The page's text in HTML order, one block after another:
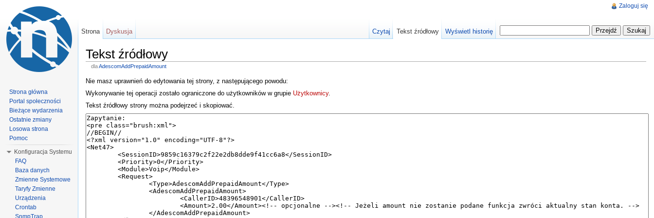
Tekst źródłowy
dlaAdescomAddPrepaidAmount
Nie masz uprawnień do edytowania tej strony, z następującego powodu:
Wykonywanie tej operacji zostało ograniczone do użytkowników w grupie Użytkownicy.
Tekst źródłowy strony można podejrzeć i skopiować.
Zaloguj się
Strona Dyskusja Czytaj Tekst źródłowy Wyświetl historię
Strona główna
Portal społeczności
Bieżące wydarzenia
Ostatnie zmiany
Losowa strona
Pomoc
Konfiguracja Systemu
FAQ
Baza danych
Zmienne Systemowe
Taryfy Zmienne
Urządzenia
Crontab
SnmpTrap